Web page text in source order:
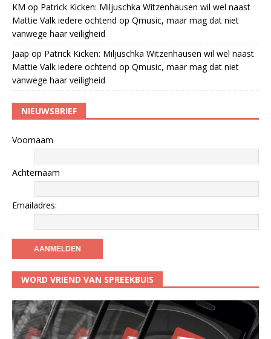
KM op Patrick Kicken: Miljuschka Witzenhausen wil wel naast
Mattie Valk iedere ochtend op Qmusic, maar mag dat niet
vanwege haar veiligheid
Jaap op Patrick Kicken: Miljuschka Witzenhausen wil wel naast
Mattie Valk iedere ochtend op Qmusic, maar mag dat niet
vanwege haar veiligheid
NIEUWSBRIEF
Voornaam
Achternaam
Emailadres:
WORD VRIEND VAN SPREEKBUIS